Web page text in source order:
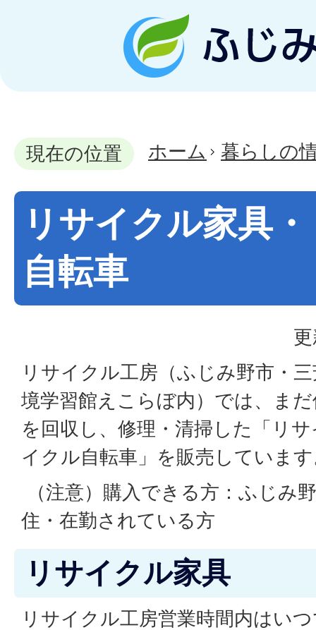
現在の位置 ホーム 暮らしの
リサイクル家具
自転車
リサイクル工房（ふじみ野市・
境学習館えこらぼ内）では、ま
を回収し、修理・清掃した「リ
イクル自転車」を販売していま
（注意）購入できる方：ふじみ
住・在勤されている方
リサイクル家具
リサイクル工房営業時間内はい